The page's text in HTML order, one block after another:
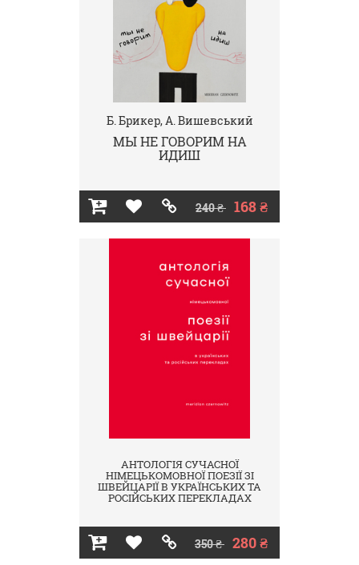
Б. Брикер, А. Вишевський
МЫ НЕ ГОВОРИМ НА
ИДИШ
240 ₴ 168 ₴
АНТОЛОГІЯ СУЧАСНОЇ
НІМЕЦЬКОМОВНОЇ ПОЕЗІЇ ЗІ
ШВЕЙЦАРІЇ В УКРАЇНСЬКИХ ТА
РОСІЙСЬКИХ ПЕРЕКЛАДАХ
350 ₴ 280 ₴